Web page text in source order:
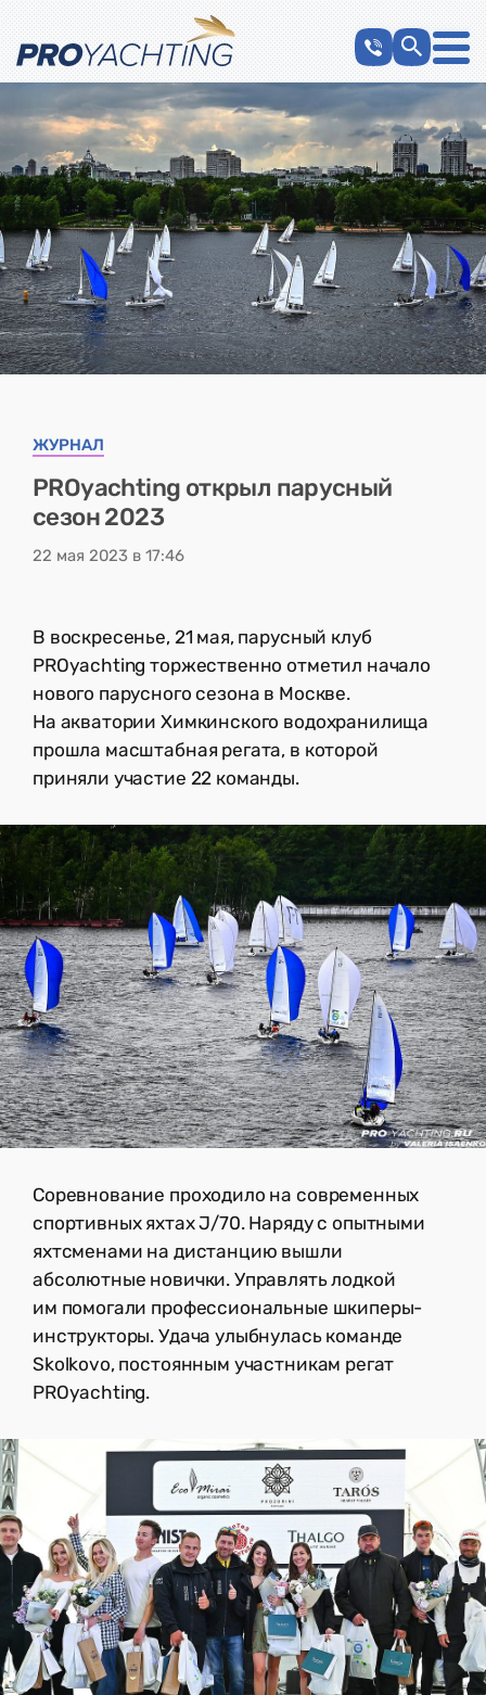
ЖУРНАЛ
PROyachting открыл парусный
сезон 2023
22 мая 2023 в 17:46
В воскресенье, 21 мая, парусный клуб
PROyachting торжественно отметил начало
нового парусного сезона в Москве.
На акватории Химкинского водохранилища
прошла масштабная регата, в которой
приняли участие 22 команды.
Соревнование проходило на современных
спортивных яхтах J/70. Наряду с опытными
яхтсменами на дистанцию вышли
абсолютные новички. Управлять лодкой
им помогали профессиональные шкиперы-
инструкторы. Удача улыбнулась команде
Skolkovo, постоянным участникам регат
PROyachting.